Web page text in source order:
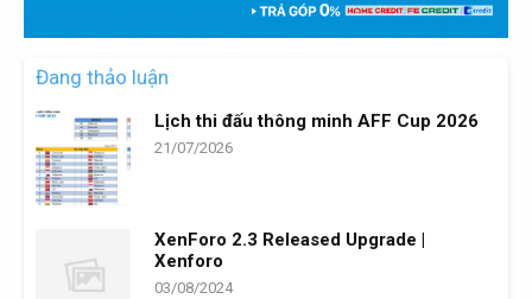
Đang thảo luận
Lịch thi đấu thông minh AFF Cup 2026
21/07/2026
XenForo 2.3 Released Upgrade |
Xenforo
03/08/2024